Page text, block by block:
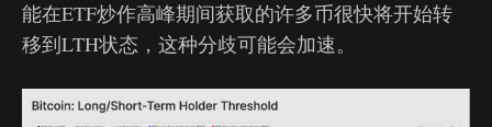
能在ETF炒作高峰期间获取的许多币很快将开始转
移到LTH状态，这种分歧可能会加速。